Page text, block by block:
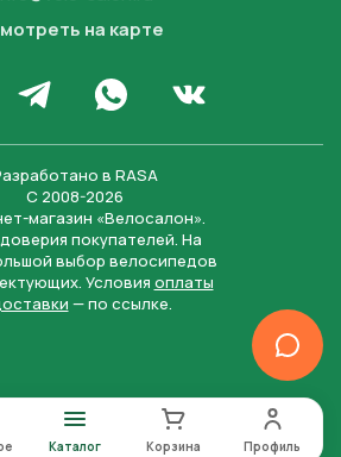
на карте
в Инстаграм
Написать в Телеграм
Написать в WhatsApp
Перейти во
в RASA
С 2008-2026
магазин «Велосалон».
покупателей. На
выбор велосипедов
Условия оплаты
— по ссылке.
Каталог Корзина Профиль
заявку”, вы даете
персональных данных и
конфиденциальности